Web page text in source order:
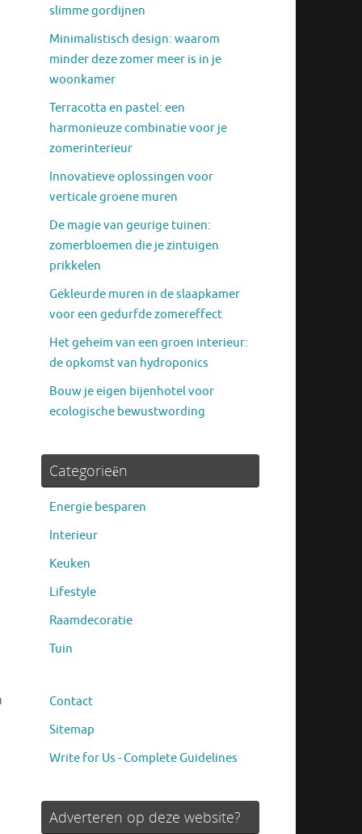
slimme gordijnen
Minimalistisch design: waarom
minder deze zomer meer is in je
woonkamer
Terracotta en pastel: een
harmonieuze combinatie voor je
zomerinterieur
Innovatieve oplossingen voor
verticale groene muren
De magie van geurige tuinen:
zomerbloemen die je zintuigen
prikkelen
Gekleurde muren in de slaapkamer
voor een gedurfde zomereffect
Het geheim van een groen interieur:
de opkomst van hydroponics
Bouw je eigen bijenhotel voor
ecologische bewustwording
Categorieën
Energie besparen
Interieur
Keuken
Lifestyle
Raamdecoratie
Tuin
Contact
Sitemap
Write for Us - Complete Guidelines
Adverteren op deze website?